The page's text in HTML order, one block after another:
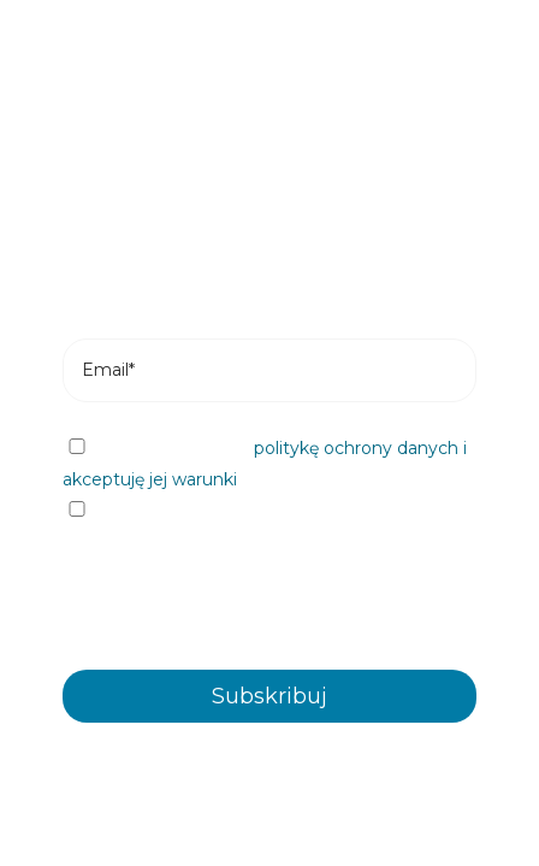
Przeczytałem/ampolitykę ochrony danych i
akceptuję jej warunki